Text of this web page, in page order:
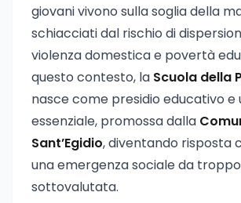
giovani vivono sulla soglia della
schiacciati dal rischio di
violenza domestica e povertà
questo contesto, la Scuola della
nasce come presidio educativo e
essenziale, promossa dalla
Sant’Egidio, diventando risposta
una emergenza sociale da
sottovalutata.